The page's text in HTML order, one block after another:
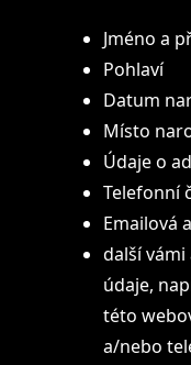
Jméno a
Pohlaví
Datum
Místo
Údaje o
Telefonní
Emailová
další
údaje,
této
a/nebo